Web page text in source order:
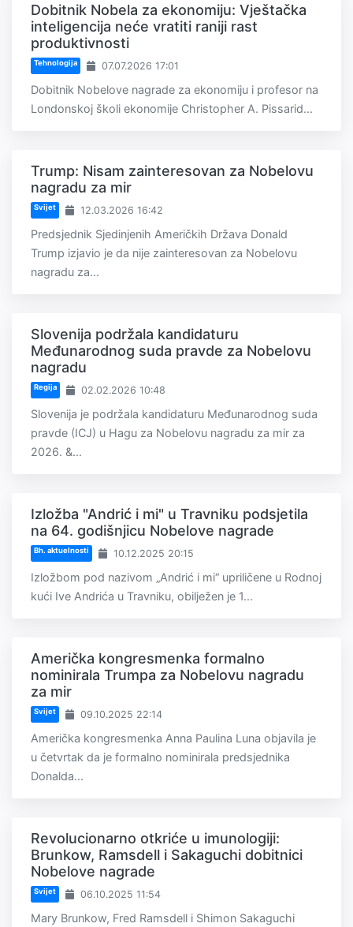
Dobitnik Nobela za ekonomiju: Vještačka
inteligencija neće vratiti raniji rast
produktivnosti
Tehnologija 07.07.2026 17:01
Dobitnik Nobelove nagrade za ekonomiju i profesor na
Londonskoj školi ekonomije Christopher A. Pissarid...
Trump: Nisam zainteresovan za Nobelovu
nagradu za mir
Svijet 12.03.2026 16:42
Predsjednik Sjedinjenih Američkih Država Donald
Trump izjavio je da nije zainteresovan za Nobelovu
nagradu za...
Slovenija podržala kandidaturu
Međunarodnog suda pravde za Nobelovu
nagradu
Regija 02.02.2026 10:48
Slovenija je podržala kandidaturu Međunarodnog suda
pravde (ICJ) u Hagu za Nobelovu nagradu za mir za
2026. &...
Izložba "Andrić i mi" u Travniku podsjetila
na 64. godišnjicu Nobelove nagrade
Bh. aktuelnosti 10.12.2025 20:15
Izložbom pod nazivom „Andrić i mi“ upriličene u Rodnoj
kući Ive Andrića u Travniku, obilježen je 1...
Američka kongresmenka formalno
nominirala Trumpa za Nobelovu nagradu
za mir
Svijet 09.10.2025 22:14
Američka kongresmenka Anna Paulina Luna objavila je
u četvrtak da je formalno nominirala predsjednika
Donalda...
Revolucionarno otkriće u imunologiji:
Brunkow, Ramsdell i Sakaguchi dobitnici
Nobelove nagrade
Svijet 06.10.2025 11:54
Mary Brunkow, Fred Ramsdell i Shimon Sakaguchi